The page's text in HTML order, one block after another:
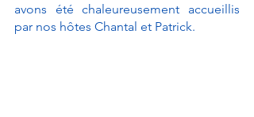
avons été chaleureusement accueillis
par nos hôtes Chantal et Patrick.